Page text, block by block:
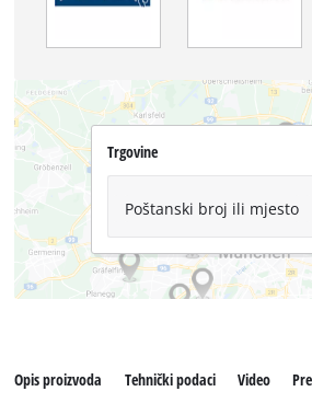
Trgovine
Poštanski broj ili mjesto
Opis proizvoda Tehnički podaci Video